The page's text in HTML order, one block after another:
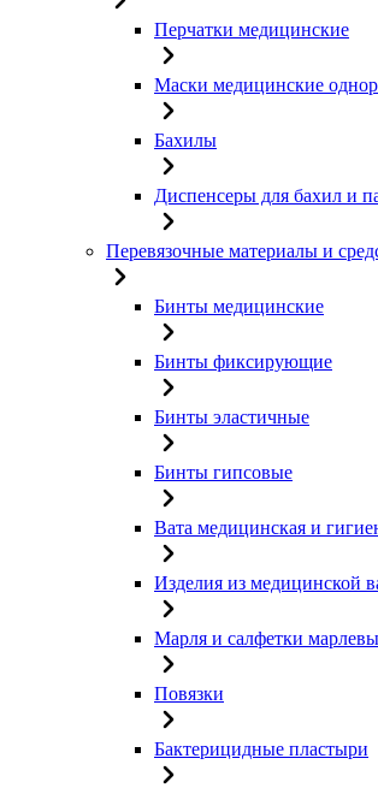
Перчатки медицинские
Маски медицинские
Бахилы
Диспенсеры для бахил и
Перевязочные материалы и
Бинты медицинские
Бинты фиксирующие
Бинты эластичные
Бинты гипсовые
Вата медицинская и
Изделия из медицинской
Марля и салфетки
Повязки
Бактерицидные пластыри